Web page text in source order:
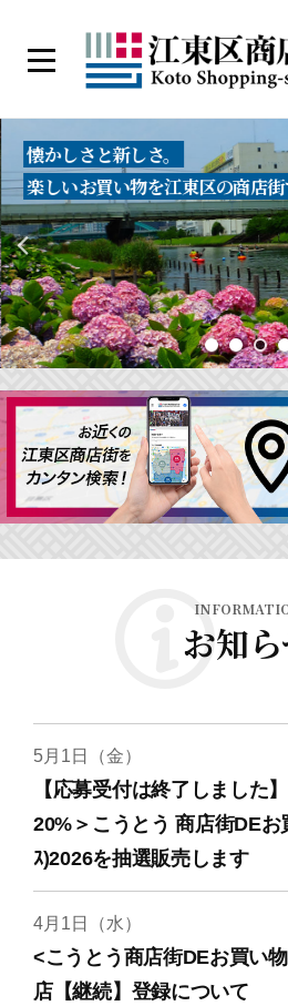
ツ
へ
ス
キ
ッ
プ
メ
東
区
商
店
街
連
合
会
懐かしさと新しさ。
楽しいお買い物を江東区の商店街
お知
5月1日（金）
【応募受付は終了しました
20%＞こうとう 商店街DEお
ｽ)2026を抽選販売します
4月1日（水）
<こうとう商店街DEお買い
店【継続】登録について